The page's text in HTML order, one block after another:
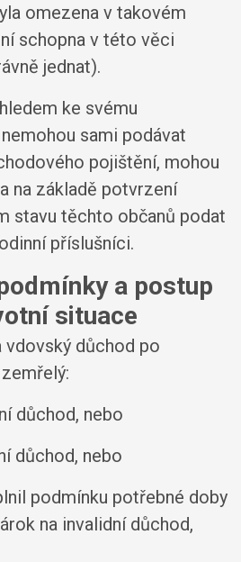
omezena v takovém
schopna v této věci
jednat).
ke svému
sami podávat
pojištění, mohou
na základě potvrzení
stavu těchto občanů podat
příslušníci.
a postup
situace
vdovský důchod po
důchod, nebo
důchod, nebo
podmínku potřebné doby
na invalidní důchod,